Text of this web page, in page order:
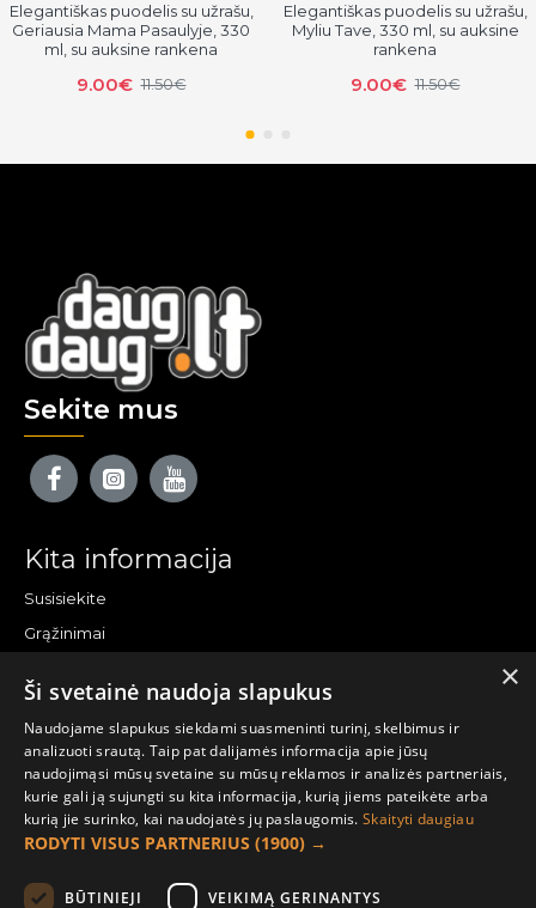
Elegantiškas puodelis su užrašu,
Geriausia Mama Pasaulyje, 330
ml, su auksine rankena
9.00€ 11.50€
Elegantiškas puodelis su užrašu,
Myliu Tave, 330 ml, su auksine
rankena
9.00€ 11.50€
Sekite mus
Kita informacija
Susisiekite
Grąžinimai
Pirkėjo paskyra
Mano paskyra
Užsakymai
Naujienlaiškiai
Informacija užsakovui
×
Ši svetainė naudoja slapukus
Naudojame slapukus siekdami suasmeninti turinį, skelbimus ir
analizuoti srautą. Taip pat dalijamės informacija apie jūsų
naudojimąsi mūsų svetaine su mūsų reklamos ir analizės partneriais,
kurie gali ją sujungti su kita informacija, kurią jiems pateikėte arba
kurią jie surinko, kai naudojatės jų paslaugomis.Skaityti daugiau
RODYTI VISUS PARTNERIUS (1900) →
BŪTINIEJI VEIKIMĄ GERINANTYS